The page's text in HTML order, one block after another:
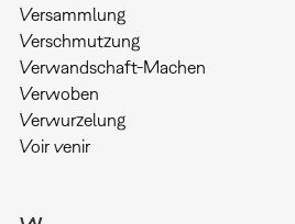
Versammlung
Verschmutzung
Verwandschaft-Machen
Verwoben
Verwurzelung
Voir venir